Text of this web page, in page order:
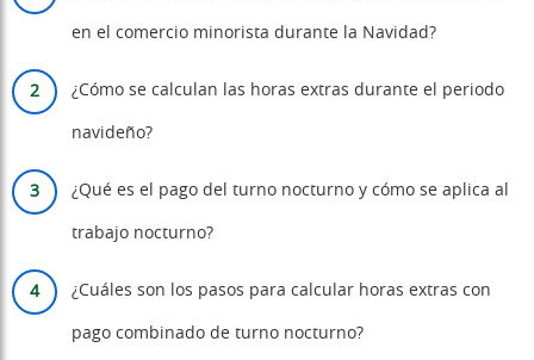
en el comercio minorista durante la Navidad?
¿Cómo se calculan las horas extras durante el periodo
navideño?
¿Qué es el pago del turno nocturno y cómo se aplica al
trabajo nocturno?
¿Cuáles son los pasos para calcular horas extras con
pago combinado de turno nocturno?